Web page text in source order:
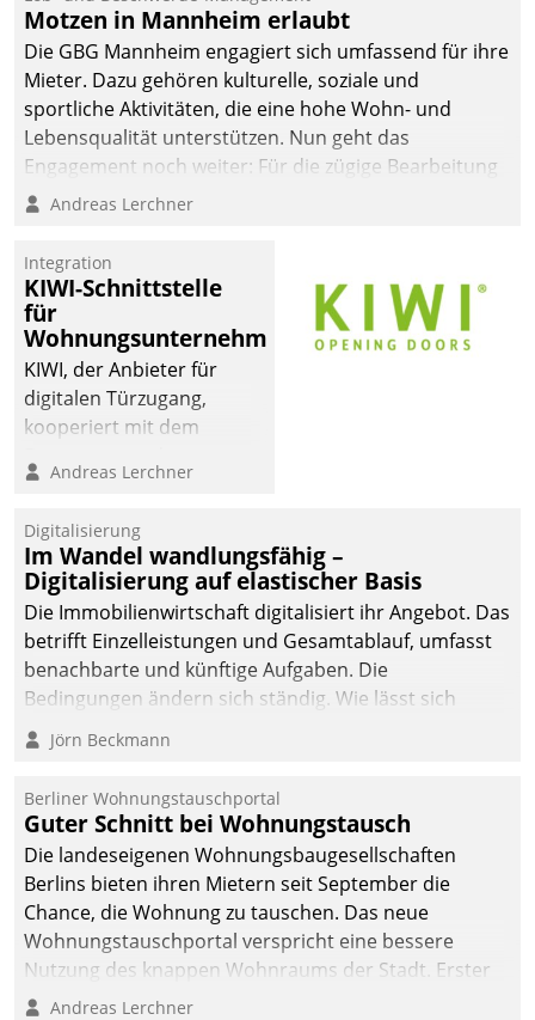
Motzen in Mannheim erlaubt
Die GBG Mannheim engagiert sich umfassend für ihre
Mieter. Dazu gehören kulturelle, soziale und
sportliche Aktivitäten, die eine hohe Wohn- und
Lebensqualität unterstützen. Nun geht das
Engagement noch weiter: Für die zügige Bearbeitung
von Beschwerden – oder Lob – richtet das
und Beschwerde-Management einen eigenen Kanal
ein.
Andreas Lerchner
Integration
KIWI-Schnittstelle
für
Wohnungsunternehmen
KIWI, der Anbieter für
digitalen Türzugang,
kooperiert mit dem
Softwareentwicklungshaus
Andreas Lerchner
Digitalisierung
Im Wandel wandlungsfähig –
Digitalisierung auf elastischer Basis
Die Immobilienwirtschaft digitalisiert ihr Angebot. Das
betrifft Einzelleistungen und Gesamtablauf, umfasst
benachbarte und künftige Aufgaben. Die
Bedingungen ändern sich ständig. Wie lässt sich
technisch die Kontrolle wahren und zugleich Freiraum
fürs Wachsen öffnen?
Jörn Beckmann
Berliner Wohnungstauschportal
Guter Schnitt bei Wohnungstausch
Die landeseigenen Wohnungsbaugesellschaften
Berlins bieten ihren Mietern seit September die
Chance, die Wohnung zu tauschen. Das neue
Wohnungstauschportal verspricht eine bessere
Nutzung des knappen Wohnraums der Stadt. Erster
Anwendungsfall für Datatrains Lösung API-Hub mit
Andreas Lerchner